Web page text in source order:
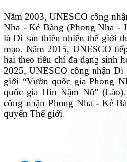
Năm 2003, UNESCO công
Nha - Kẻ Bàng (Phong Nha -
là Di sản thiên nhiên thế giới
mạo. Năm 2015, UNESCO
hai theo tiêu chí đa dạng sinh
2025, UNESCO công nhận Di
giới “Vườn quốc gia Phong
quốc gia Hin Nậm Nô”
công nhận Phong Nha - Kẻ
quyển Thế giới.